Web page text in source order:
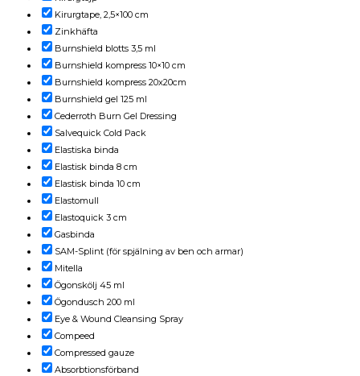
Kirurgtape, 2,5×100 cm
Zinkhäfta
Burnshield blotts 3,5 ml
Burnshield kompress 10×10 cm
Burnshield kompress 20x20cm
Burnshield gel 125 ml
Cederroth Burn Gel Dressing
Salvequick Cold Pack
Elastiska binda
Elastisk binda 8 cm
Elastisk binda 10 cm
Elastomull
Elastoquick 3 cm
Gasbinda
SAM-Splint (för spjälning av ben och armar)
Mitella
Ögonskölj 45 ml
Ögondusch 200 ml
Eye & Wound Cleansing Spray
Compeed
Compressed gauze
Absorbtionsförband